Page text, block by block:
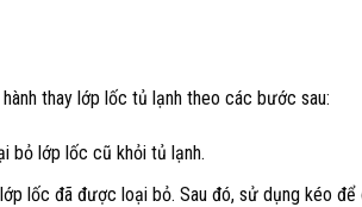
thay lớp lốc tủ lạnh theo các bước sau:
bỏ lớp lốc cũ khỏi tủ lạnh.
lốc đã được loại bỏ. Sau đó, sử dụng kéo